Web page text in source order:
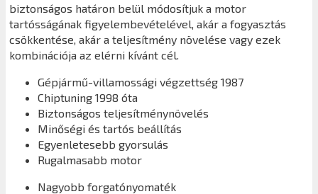
biztonságos határon belül módosítjuk a motor
tartósságának figyelembevételével, akár a fogyasztás
csökkentése, akár a teljesítmény növelése vagy ezek
kombinációja az elérni kívánt cél.
Gépjármű-villamossági végzettség 1987
Chiptuning 1998 óta
Biztonságos teljesítménynövelés
Minőségi és tartós beállítás
Egyenletesebb gyorsulás
Rugalmasabb motor
Nagyobb forgatónyomaték